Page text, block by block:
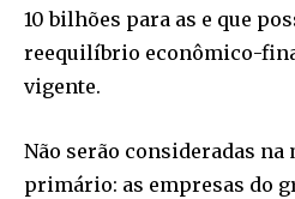
10 bilhões para as e que
reequilíbrio econômico-
vigente.
Não serão consideradas na
primário: as empresas do